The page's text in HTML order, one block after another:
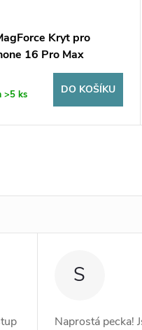
Kryt pro
16 Pro Max
>5 ks DO KOŠÍKU
S
Naprostá pecka!